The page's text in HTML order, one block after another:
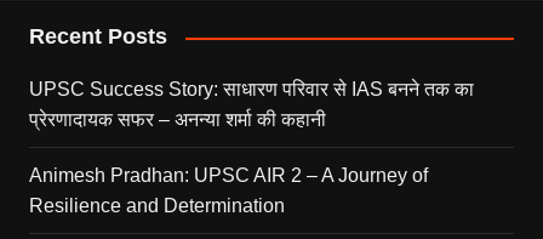
Recent Posts
UPSC Success Story: साधारण परिवार से IAS बनने तक का
प्रेरणादायक सफर – अनन्या शर्मा की कहानी
Animesh Pradhan: UPSC AIR 2 – A Journey of
Resilience and Determination